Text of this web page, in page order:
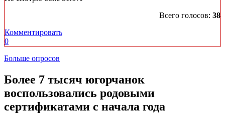
Всего голосов: 38
Комментировать
0
Больше опросов
Более 7 тысяч югорчанок
воспользовались родовыми
сертификатами с начала года